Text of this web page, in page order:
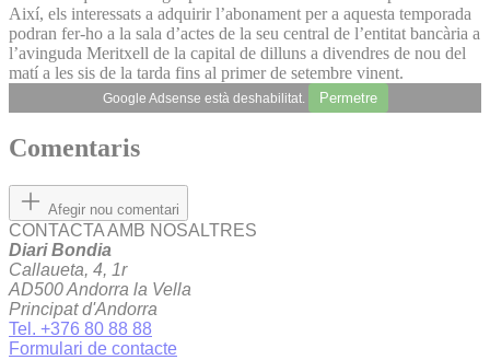
Així, els interessats a adquirir l’abonament per a aquesta temporada
podran fer-ho a la sala d’actes de la seu central de l’entitat bancària a
l’avinguda Meritxell de la capital de dilluns a divendres de nou del
matí a les sis de la tarda fins al primer de setembre vinent.
Google Adsense està deshabilitat. Permetre
Comentaris
Afegir nou comentari
CONTACTA AMB NOSALTRES
Diari Bondia
Callaueta, 4, 1r
AD500 Andorra la Vella
Principat d'Andorra
Tel. +376 80 88 88
Formulari de contacte